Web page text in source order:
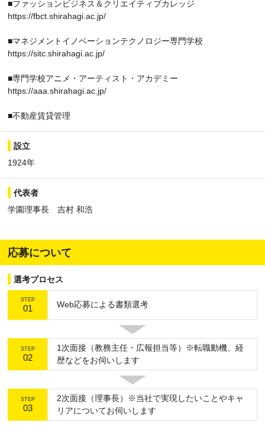
■ファッションビジネス＆クリエイティブカレッジ
https://fbct.shirahagi.ac.jp/
■マネジメントイノベーションテクノロジー専門学校
https://sitc.shirahagi.ac.jp/
■専門学校アニメ・アーティスト・アカデミー
https://aaa.shirahagi.ac.jp/
■不動産賃貸管理
設立
1924年
代表者
学園理事長 吉村 和浩
応募について
選考プロセス
STEP
01 Web応募による書類選考
STEP
02
1次面接（教務主任・広報担当等）※転職動機、経
歴などをお伺いします
STEP
03
2次面接（理事長）※当社で実現したいことやキャ
リアについてお伺いします